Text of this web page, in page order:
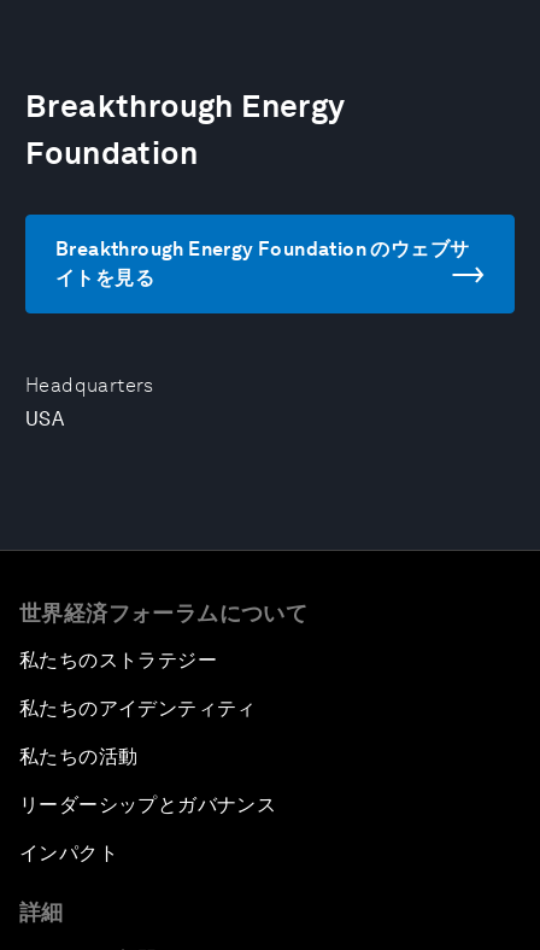
Headquarters
USA
Breakthrough Energy
Foundation
Breakthrough Energy Foundation のウェブサ
イトを見る
世界経済フォーラムについて
私たちのストラテジー
私たちのアイデンティティ
私たちの活動
リーダーシップとガバナンス
インパクト
詳細